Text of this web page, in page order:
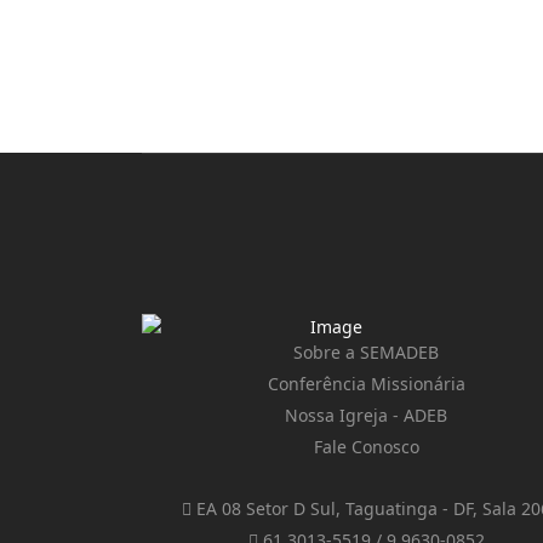
Sobre a SEMADEB
Conferência Missionária
Nossa Igreja - ADEB
Fale Conosco
EA 08 Setor D Sul, Taguatinga - DF, Sala